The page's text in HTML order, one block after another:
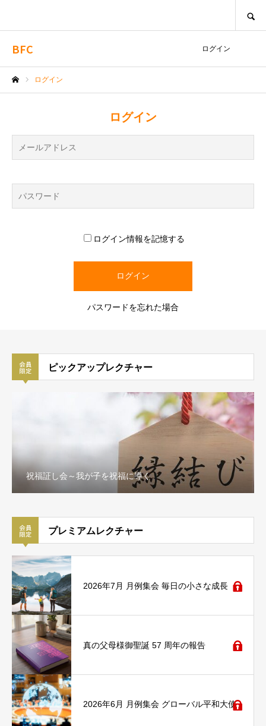
BFC ログイン
ログイン
ログイン
ログイン情報を記憶する
パスワードを忘れた場合
ピックアップレクチャー
祝福証し会～我が子を祝福に導く
プレミアムレクチャー
2026年7月 月例集会 毎日の小さな成長
真の父母様御聖誕 57 周年の報告
2026年6月 月例集会 グローバル平和大使